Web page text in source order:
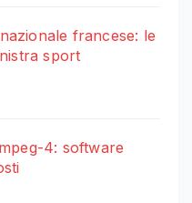
francese: le
sport
4: software